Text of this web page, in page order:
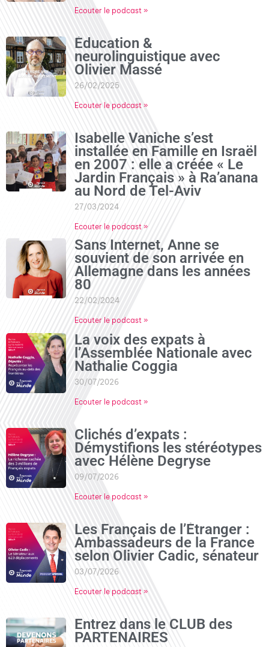
Ecouter le podcast »
Éducation &
neurolinguistique avec
Olivier Massé
26/02/2025
Ecouter le podcast »
Isabelle Vaniche s’est
installée en Famille en Israël
en 2007 : elle a créée « Le
Jardin Français » à Ra’anana
au Nord de Tel-Aviv
27/03/2024
Ecouter le podcast »
Sans Internet, Anne se
souvient de son arrivée en
Allemagne dans les années
80
22/02/2024
Ecouter le podcast »
La voix des expats à
l’Assemblée Nationale avec
Nathalie Coggia
30/07/2026
Ecouter le podcast »
Clichés d’expats :
Démystifions les stéréotypes
avec Hélène Degryse
09/07/2026
Ecouter le podcast »
Les Français de l’Étranger :
Ambassadeurs de la France
selon Olivier Cadic, sénateur
03/07/2026
Ecouter le podcast »
Entrez dans le CLUB des
PARTENAIRES